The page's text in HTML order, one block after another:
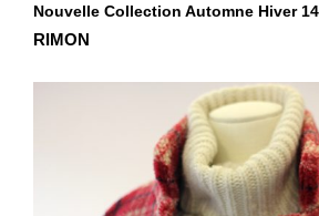
Nouvelle Collection Automne Hiver
RIMON